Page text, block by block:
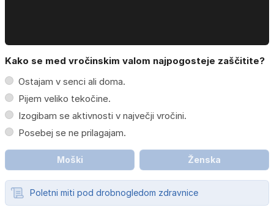
Kako se med vročinskim valom najpogosteje zaščitite?
Ostajam v senci ali doma.
Pijem veliko tekočine.
Izogibam se aktivnosti v največji vročini.
Posebej se ne prilagajam.
Moški Ženska
Poletni miti pod drobnogledom zdravnice